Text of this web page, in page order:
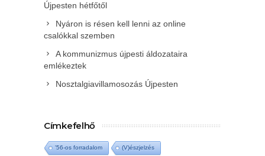
Újpesten hétfőtől
Nyáron is résen kell lenni az online
csalókkal szemben
A kommunizmus újpesti áldozataira
emlékeztek
Nosztalgiavillamosozás Újpesten
Címkefelhő
'56-os forradalom (V)észjelzés